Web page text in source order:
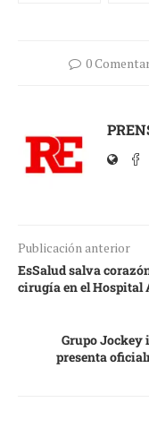
0
Publicación anterior
EsSalud salva
cirugía en el Hospital
Grupo
presenta